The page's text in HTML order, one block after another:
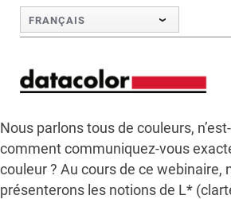
Skip to Main Content
FRANÇAIS
Nous parlons tous de couleurs,
comment communiquez-vous
couleur ? Au cours de ce webinaire,
présenterons les notions de L*